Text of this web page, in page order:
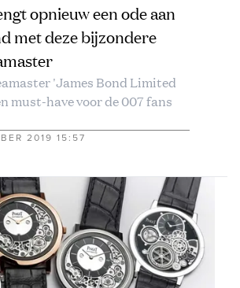
opnieuw een ode aan
met deze bijzondere
'James Bond Limited
must-have voor de 007 fans
2019 15:57